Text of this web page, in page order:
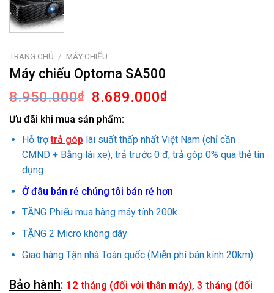
TRANG CHỦ / MÁY CHIẾU
Máy chiếu Optoma SA500
8.950.000₫
Giá
gốc
là:
8.950.000₫.
8.689.000₫Giá
là:
8.689.000₫.
Ưu đãi khi mua sản phẩm:
Hỗ trợtrả góp lãi suất thấp nhất Việt Nam (chỉ cần
CMND + Bằng lái xe), trả trước 0 đ, trả góp 0% qua thẻ tín
dụng
Ở đâu bán rẻ chúng tôi bán rẻ hơn
TẶNG Phiếu mua hàng máy tính 200k
TẶNG 2 Micro không dây
Giao hàng Tận nhà Toàn quốc (Miễn phí bán kính 20km)
Bảo hành: 12 tháng (đối với thân máy), 3 tháng (đối